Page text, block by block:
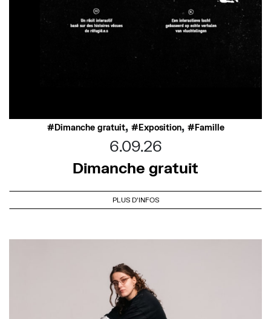
Dimanche gratuit, Exposition, Famille
6.09.26
Dimanche gratuit
PLUS D'INFOS